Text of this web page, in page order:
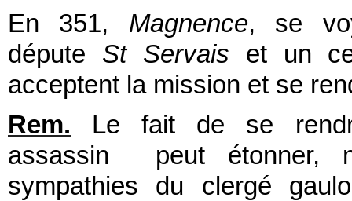
En 351, Magnence, se
députe St Servais et un
acceptent la mission et se
Rem.
Le fait de se
assassin peut étonner,
sympathies du clergé